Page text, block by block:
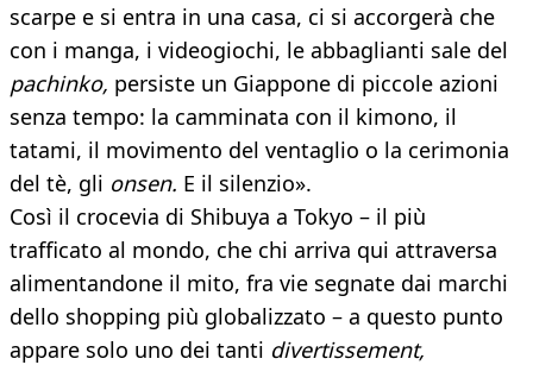
scarpe e si entra in una casa, ci si accorgerà che
con i manga, i videogiochi, le abbaglianti sale del
pachinko, persiste un Giappone di piccole azioni
senza tempo: la camminata con il kimono, il
tatami, il movimento del ventaglio o la cerimonia
del tè, gli onsen. E il silenzio».
Così il crocevia di Shibuya a Tokyo – il più
trafficato al mondo, che chi arriva qui attraversa
alimentandone il mito, fra vie segnate dai marchi
dello shopping più globalizzato – a questo punto
appare solo uno dei tanti divertissement,